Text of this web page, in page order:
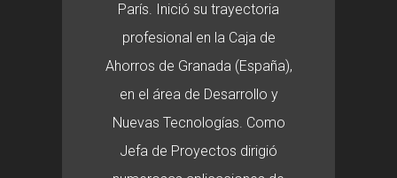
París. Inició su trayectoria
profesional en la Caja de
Ahorros de Granada (España),
en el área de Desarrollo y
Nuevas Tecnologías. Como
Jefa de Proyectos dirigió